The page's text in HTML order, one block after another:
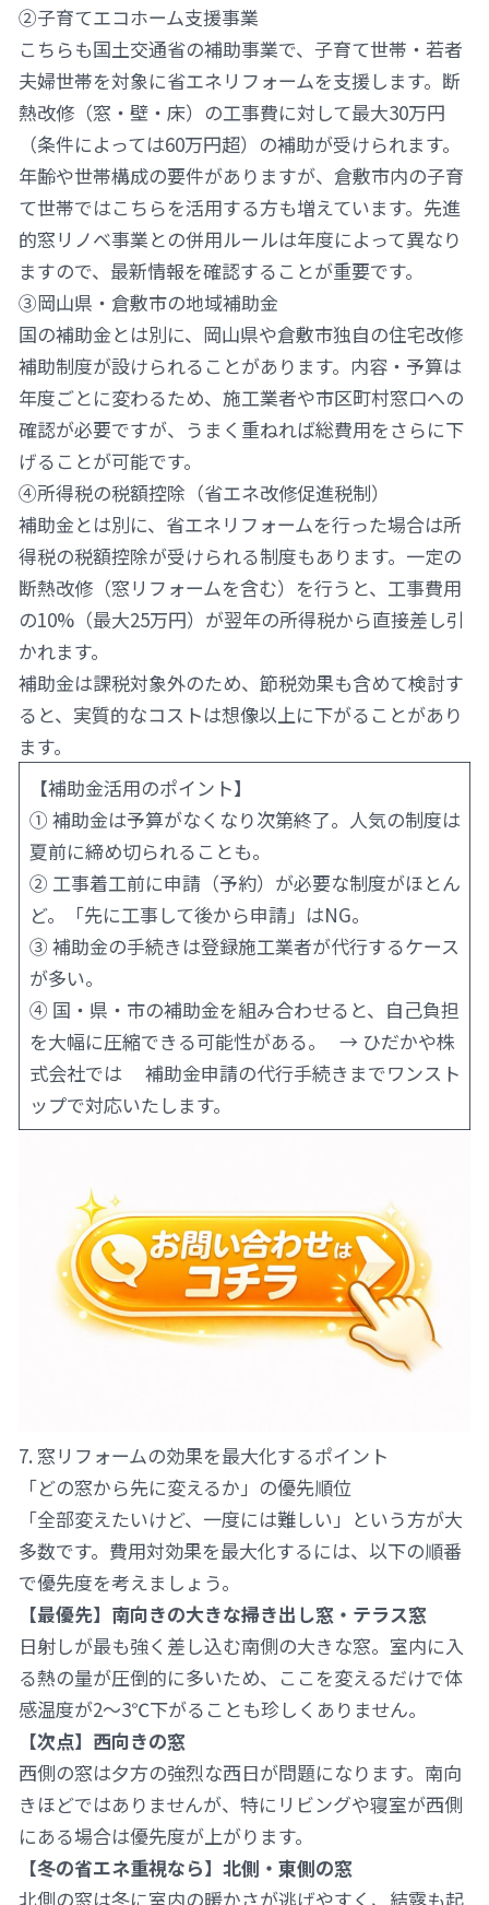
②子育てエコホーム支援事業
こちらも国土交通省の補助事業で、子育て世帯・若者
夫婦世帯を対象に省エネリフォームを支援します。断
熱改修（窓・壁・床）の工事費に対して最大30万円
（条件によっては60万円超）の補助が受けられます。
年齢や世帯構成の要件がありますが、倉敷市内の子育
て世帯ではこちらを活用する方も増えています。先進
的窓リノベ事業との併用ルールは年度によって異なり
ますので、最新情報を確認することが重要です。
③岡山県・倉敷市の地域補助金
国の補助金とは別に、岡山県や倉敷市独自の住宅改修
補助制度が設けられることがあります。内容・予算は
年度ごとに変わるため、施工業者や市区町村窓口への
確認が必要ですが、うまく重ねれば総費用をさらに下
げることが可能です。
④所得税の税額控除（省エネ改修促進税制）
補助金とは別に、省エネリフォームを行った場合は所
得税の税額控除が受けられる制度もあります。一定の
断熱改修（窓リフォームを含む）を行うと、工事費用
の10%（最大25万円）が翌年の所得税から直接差し引
かれます。
補助金は課税対象外のため、節税効果も含めて検討す
ると、実質的なコストは想像以上に下がることがあり
ます。
【補助金活用のポイント】
① 補助金は予算がなくなり次第終了。人気の制度は
夏前に締め切られることも。
② 工事着工前に申請（予約）が必要な制度がほとん
ど。「先に工事して後から申請」はNG。
③ 補助金の手続きは登録施工業者が代行するケース
が多い。
④ 国・県・市の補助金を組み合わせると、自己負担
を大幅に圧縮できる可能性がある。 → ひだかや株
式会社では 補助金申請の代行手続きまでワンスト
ップで対応いたします。
7. 窓リフォームの効果を最大化するポイント
「どの窓から先に変えるか」の優先順位
「全部変えたいけど、一度には難しい」という方が大
多数です。費用対効果を最大化するには、以下の順番
で優先度を考えましょう。
【最優先】南向きの大きな掃き出し窓・テラス窓
日射しが最も強く差し込む南側の大きな窓。室内に入
る熱の量が圧倒的に多いため、ここを変えるだけで体
感温度が2〜3℃下がることも珍しくありません。
【次点】西向きの窓
西側の窓は夕方の強烈な西日が問題になります。南向
きほどではありませんが、特にリビングや寝室が西側
にある場合は優先度が上がります。
【冬の省エネ重視なら】北側・東側の窓
北側の窓は冬に室内の暖かさが逃げやすく、結露も起